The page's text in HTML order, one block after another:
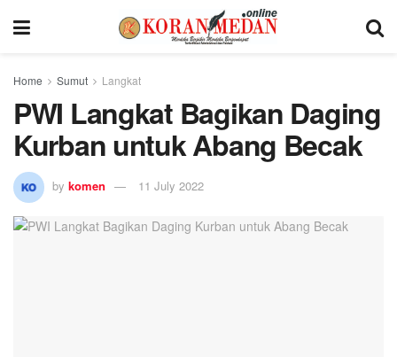
Home Sumut Langkat
PWI Langkat Bagikan Daging
Kurban untuk Abang Becak
by komen 11 July 2022